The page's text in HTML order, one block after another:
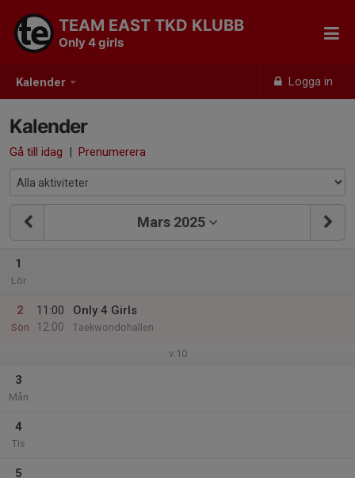
Kalender Logga in
TEAM EAST TKD KLUBB
Only 4 girls
Kalender
Gå till idag | Prenumerera
Mars 2025
1
Lör
2
Sön
11:00
12:00
Only 4 Girls
Taekwondohallen
v.10
3
Mån
4
Tis
5